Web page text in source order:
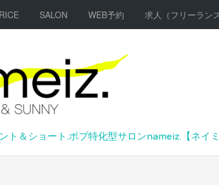
SALON WEB予約 求人（フリーランス
＆ショート.ボブ特化型サロンnameiz.【ネイミ